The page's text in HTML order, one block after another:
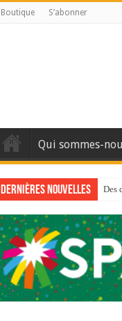
Boutique S’abonner
Qui sommes-
Dernières nouvelles Des
Au
Au
Au